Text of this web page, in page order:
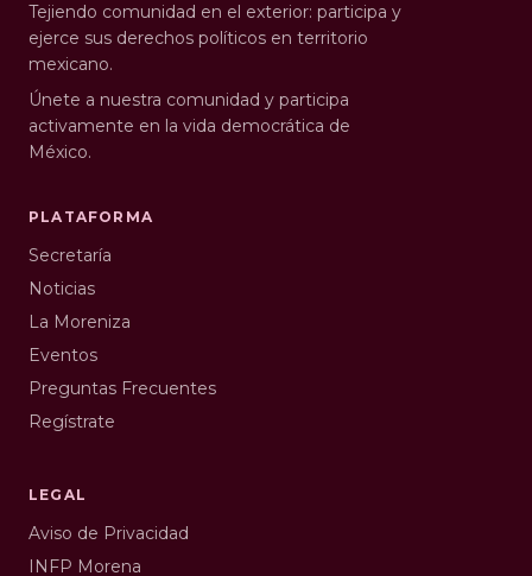
Tejiendo comunidad en el exterior: participa y
ejerce sus derechos políticos en territorio
mexicano.
Únete a nuestra comunidad y participa
activamente en la vida democrática de
México.
PLATAFORMA
Secretaría
Noticias
La Moreniza
Eventos
Preguntas Frecuentes
Regístrate
LEGAL
Aviso de Privacidad
INFP Morena